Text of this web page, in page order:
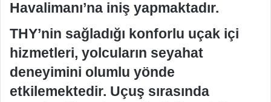
Havalimanı’na iniş yapmaktadır.
THY’nin sağladığı konforlu uçak içi
hizmetleri, yolcuların seyahat
deneyimini olumlu yönde
etkilemektedir. Uçuş sırasında